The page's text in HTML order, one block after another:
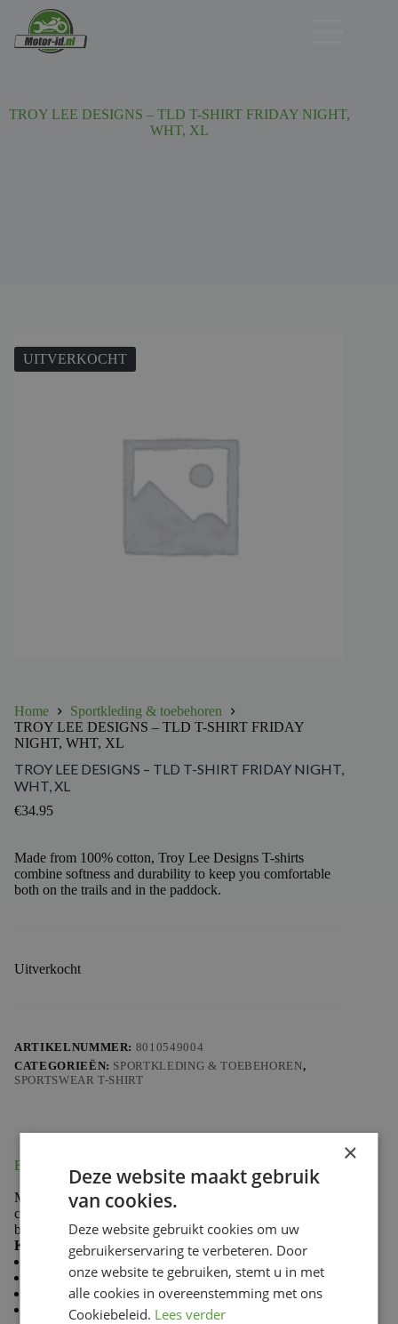
TROY LEE DESIGNS – TLD T-SHIRT FRIDAY NIGHT,
WHT, XL
UITVERKOCHT
Home
Sportkleding & toebehoren
TROY LEE DESIGNS – TLD T-SHIRT FRIDAY
NIGHT, WHT, XL
TROY LEE DESIGNS – TLD T-SHIRT FRIDAY NIGHT,
WHT, XL
€34.95
Made from 100% cotton, Troy Lee Designs T-shirts
combine softness and durability to keep you comfortable
both on the trails and in the paddock.
Uitverkocht
ARTIKELNUMMER: 8010549004
CATEGORIEËN: SPORTKLEDING & TOEBEHOREN,
SPORTSWEAR T-SHIRT
Beschrijving
Made from 100% cotton, Troy Lee Designs T-shirts
combine softness and durability to keep you comfortable
both on the trails and in the paddock.
Key features:
Casual style
Comfortable and durable fabric
Premium fit
Classic crew neck
×
Deze website maakt gebruik
van cookies.
Deze website gebruikt cookies om uw
gebruikerservaring te verbeteren. Door
onze website te gebruiken, stemt u in met
alle cookies in overeenstemming met ons
Cookiebeleid. Lees verder